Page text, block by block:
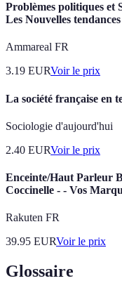
Problèmes politiques et
Les Nouvelles
Ammareal FR
3.19 EURVoir le prix
La société française en
Sociologie d'aujourd'hui
2.40 EURVoir le prix
Enceinte/Haut Parleur
Coccinelle - - Vos
Rakuten FR
39.95 EURVoir le prix
Glossaire